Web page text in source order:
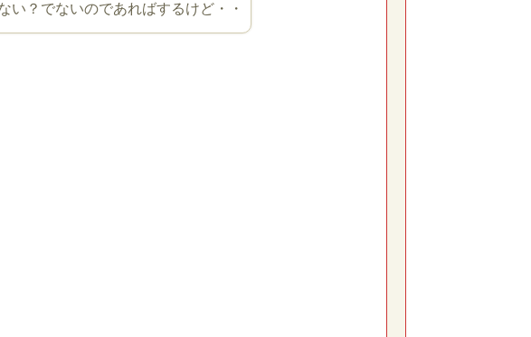
い？でないのであればするけど・・